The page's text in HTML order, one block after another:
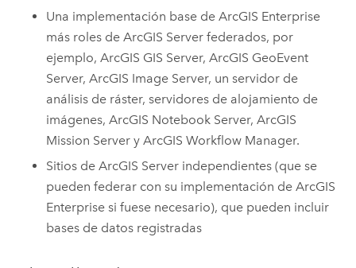
Una implementación base deArcGIS Enterprise
más roles deArcGIS Server federados, por
ejemplo,ArcGIS GIS Server,ArcGIS GeoEvent
Server,ArcGIS Image Server, un servidor de
análisis de ráster, servidores de alojamiento de
imágenes,ArcGIS Notebook Server,ArcGIS
Mission Server yArcGIS Workflow Manager.
Sitios deArcGIS Server independientes (que se
pueden federar con su implementación deArcGIS
Enterprise si fuese necesario), que pueden incluir
bases de datos registradas